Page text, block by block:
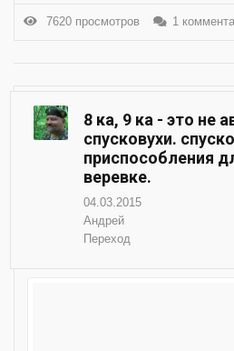
7620 просмотров 1
8 ка, 9 ка - это не
спусковухи.
приспособления
веревке.
04.03.2015
Андрей
Переход